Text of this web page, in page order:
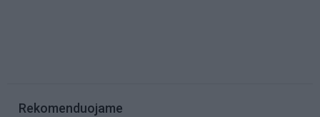
Rekomenduojame